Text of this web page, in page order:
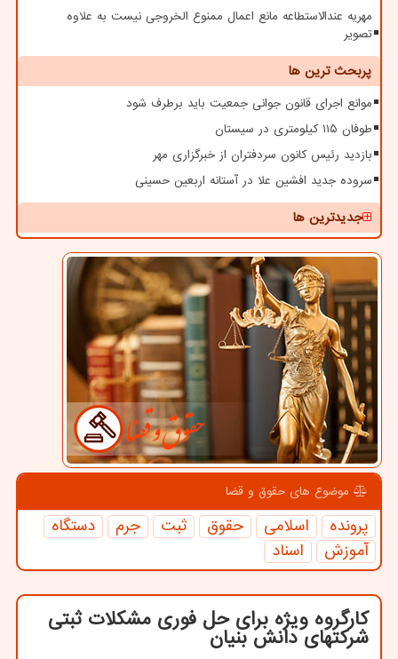
مهریه عندالاستطاعه مانع اعمال ممنوع الخروجی نیست به علاوه
تصویر
پربحث ترین ها
موانع اجرای قانون جوانی جمعیت باید برطرف شود
طوفان ۱۱۵ کیلومتری در سیستان
بازدید رئیس کانون سردفتران از خبرگزاری مهر
سروده جدید افشین علا در آستانه اربعین حسینی
جدیدترین ها
موضوع های حقوق و قضا
پرونده اسلامی حقوق ثبت جرم
دستگاه
آموزش
اسناد
کارگروه ویژه برای حل فوری مشکلات ثبتی
شرکتهای دانش بنیان